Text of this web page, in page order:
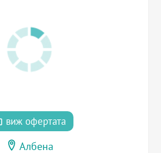
виж офертата
Албена